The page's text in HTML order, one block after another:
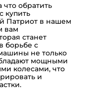
что обратить
купить
Патриот в нашем
вам
станет
борьбе с
не только
мощными
колесами, что
и